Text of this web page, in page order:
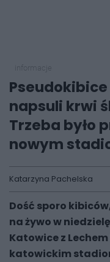
Pseudokibice
napsuli krwi
Trzeba było
nowym
Katarzyna Pachelska
Dość sporo
na żywo w
Katowice z
katowickim